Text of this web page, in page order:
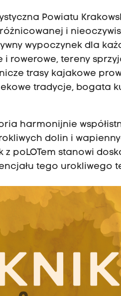
Powiatu
i
wypoczynek dla
rowerowe, tereny
trasy kajakowe
tradycje, bogata
harmonijnie
dolin i
poLOTem stanowi
tego urokliwego